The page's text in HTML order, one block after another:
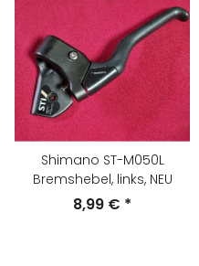
Shimano ST-M050L
Bremshebel, links, NEU
8,99 € *